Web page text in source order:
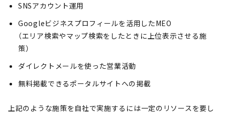
SNSアカウント運用
Googleビジネスプロフィールを活用したMEO
（エリア検索やマップ検索をしたときに上位表示させる施
策）
ダイレクトメールを使った営業活動
無料掲載できるポータルサイトへの掲載
上記のような施策を自社で実施するには一定のリソースを要し